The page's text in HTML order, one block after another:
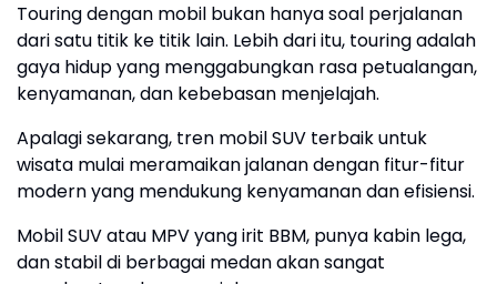
Touring dengan mobil bukan hanya soal perjalanan
dari satu titik ke titik lain. Lebih dari itu, touring adalah
gaya hidup yang menggabungkan rasa petualangan,
kenyamanan, dan kebebasan menjelajah.
Apalagi sekarang, tren mobil SUV terbaik untuk
wisata mulai meramaikan jalanan dengan fitur-fitur
modern yang mendukung kenyamanan dan efisiensi.
Mobil SUV atau MPV yang irit BBM, punya kabin lega,
dan stabil di berbagai medan akan sangat